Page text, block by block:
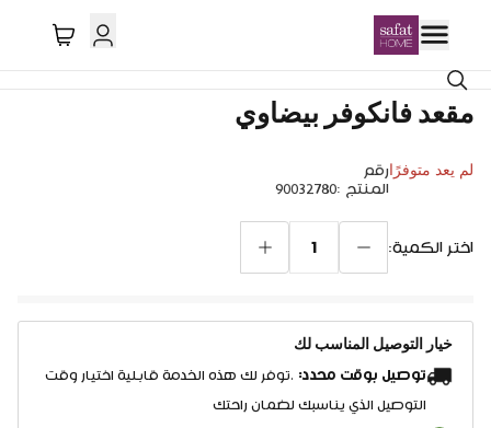
مقعد فانكوفر بيضاوي
لم يعد متوفرًارقم
المنتج :
90032780
اختر الكمية: 1
خيار التوصيل المناسب لك
توصيل بوقت محدد: .توفر لك هذه الخدمة قابلية اختيار وقت
التوصيل الذي يناسبك لضمان راحتك